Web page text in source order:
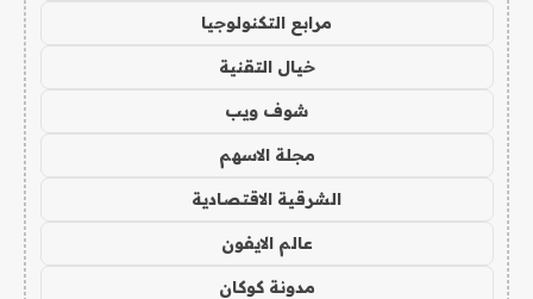
مرابع التكنولوجيا
خيال التقنية
شوف ويب
مجلة الاسهم
الشرقية الاقتصادية
عالم الايفون
مدونة كوكان